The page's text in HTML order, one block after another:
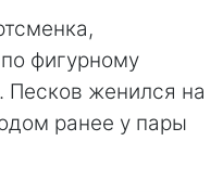
фигурному
Песков женился на
ранее у пары